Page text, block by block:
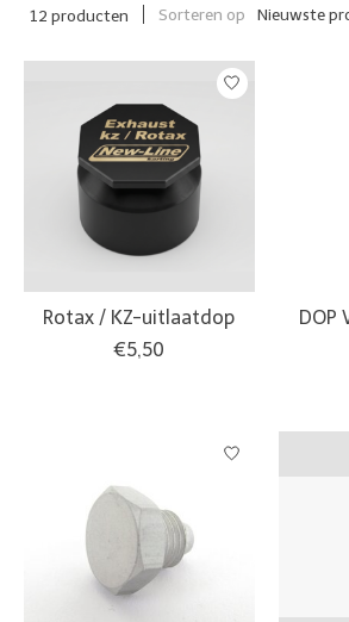
12 producten Sorteren op Nieuwste
Rotax / KZ-uitlaatdop
€5,50
DOP